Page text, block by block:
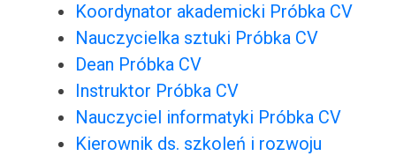
Koordynator akademicki Próbka CV
Nauczycielka sztuki Próbka CV
Dean Próbka CV
Instruktor Próbka CV
Nauczyciel informatyki Próbka CV
Kierownik ds. szkoleń i rozwoju